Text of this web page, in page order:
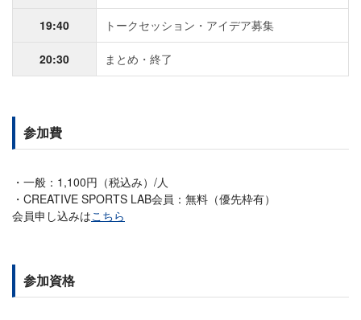
19:40 トークセッション・アイデア募集
20:30 まとめ・終了
参加費
一般：1,100円（税込み）/人
CREATIVE SPORTS LAB会員：無料（優先枠有）
会員申し込みはこちら
参加資格